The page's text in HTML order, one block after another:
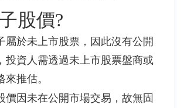
股價?
屬於未上市股票，因此沒有公開
投資人需透過未上市股票盤商或
推估。
價因未在公開市場交易，故無固